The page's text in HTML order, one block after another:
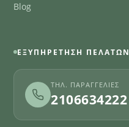
Blog
ΕΞΥΠΗΡΈΤΗΣΗ ΠΕΛΑΤΏΝ
ΤΗΛ. ΠΑΡΑΓΓΕΛΊΕΣ
2106634222